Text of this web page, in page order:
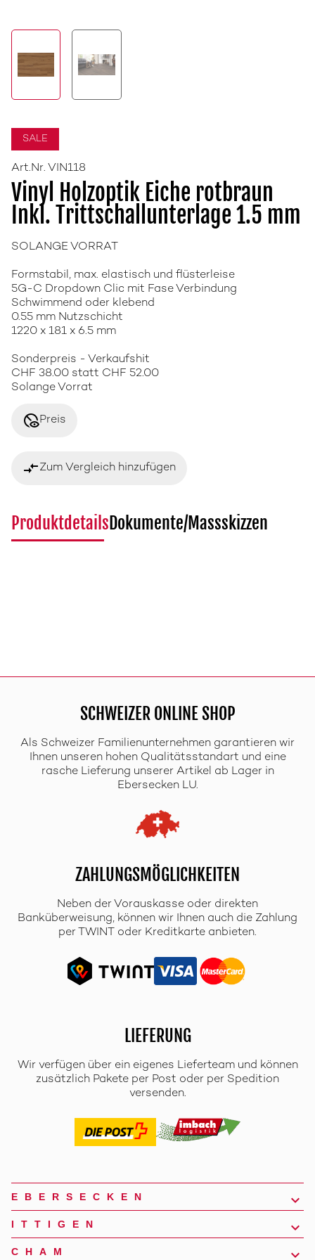
SALE
Art.Nr. VIN118
Vinyl Holzoptik Eiche rotbraun
Inkl. Trittschallunterlage 1.5 mm
SOLANGE VORRAT
Formstabil, max. elastisch und flüsterleise
5G-C Dropdown Clic mit Fase Verbindung
Schwimmend oder klebend
0.55 mm Nutzschicht
1220 x 181 x 6.5 mm
Sonderpreis - Verkaufshit
CHF 38.00 statt CHF 52.00
Solange Vorrat
disabled_visiblePreis
compare_arrowsZum Vergleich hinzufügen
ProduktdetailsDokumente/Massskizzen
SCHWEIZER ONLINE SHOP
Als Schweizer Familienunternehmen garantieren wir
Ihnen unseren hohen Qualitätsstandart und eine
rasche Lieferung unserer Artikel ab Lager in
Ebersecken LU.
ZAHLUNGSMÖGLICHKEITEN
Neben der Vorauskasse oder direkten
Banküberweisung, können wir Ihnen auch die Zahlung
per TWINT oder Kreditkarte anbieten.
LIEFERUNG
Wir verfügen über ein eigenes Lieferteam und können
zusätzlich Pakete per Post oder per Spedition
versenden.
EBERSECKEN
ITTIGEN
CHAM